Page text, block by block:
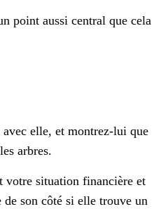
point aussi central que cela
elle, et montrez-lui que
arbres.
votre situation financière et
de son côté si elle trouve un